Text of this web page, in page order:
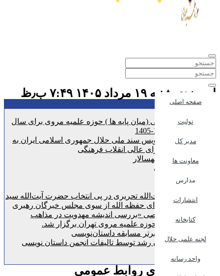
صفحه اصلی
تولیت
مدیر کل
معاونت ها
مدارس
انتشارات
کتابخانه
لجنه علمی حلال
واحد رسانه
امروز:دوشنبه ۱۹ مرداد ۱۴۰۵ ۷:۴۹ ب٫ظ
تازه ترین اخبار :
پذیرش انتقالی (میان پایه ها ) حوزه علمیه مروی برای سال
تحویل پیش نویس سند ملی حلال جمهوری اسلامی ایران به
دبیرخانه شورای عالی انقلاب فرهنگی
مروی 1 و سپهسالار
قنبرعلی خان
معمارباشی
مروی 2
پیام تبریک آیت‌الله تحریری در پی انتخاب حضرت آیت‌الله سید
مجتبی خامنه‌ای حفظه الله از سوی مجلس خبرگان رهبری
نشست تخصصی «بررسی اندیشه مهدویت در مذاهب
اسلامی» در حوزه علمیه مروی تهران برگزار شد.
اعلام نفرات برتر مسابقه داستان‌نویسی
دریافت نشان رشد توسط تالیفات انجمن داستان نویسی
سرویس خبری روابط عمومی